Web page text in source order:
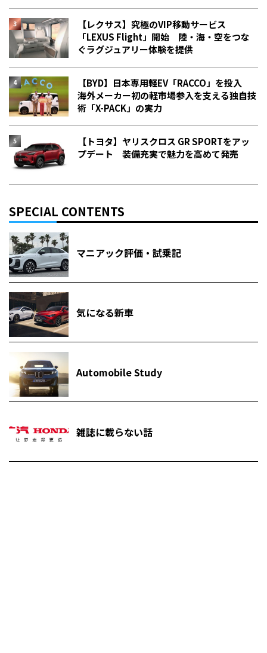
【レクサス】究極のVIP移動サービス
「LEXUS Flight」開始 陸・海・空をつな
ぐラグジュアリー体験を提供
【BYD】日本専用軽EV「RACCO」を投入
海外メーカー初の軽市場参入を支える独自技
術「X-PACK」の実力
【トヨタ】ヤリスクロス GR SPORTをアッ
プデート 装備充実で魅力を高めて発売
SPECIAL CONTENTS
マニアック評価・試乗記
気になる新車
Automobile Study
雑誌に載らない話